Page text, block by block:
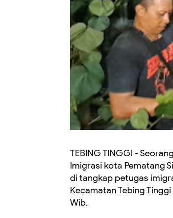
TEBING TINGGI -
Imigrasi kota Pematang
di tangkap petugas
Kecamatan Tebing
Wib.